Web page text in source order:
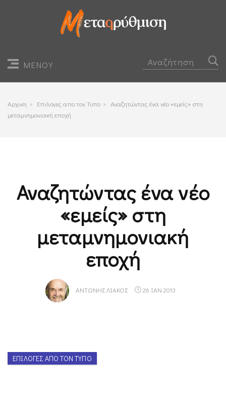
ΜΕΝΟΥ
Αρχικη > Επιλογες απο τον Τυπο > Αναζητώντας ένα νέο «εμείς» στη
μεταμνημονιακή εποχή
Αναζητώντας ένα νέο
«εμείς» στη
μεταμνημονιακή
εποχή
ΑΝΤΏΝΗΣ ΛΙΆΚΟΣ 26 ΙΑΝ 2013
ΕΠΙΛΟΓΈΣ ΑΠΌ ΤΟΝ ΤΎΠΟ